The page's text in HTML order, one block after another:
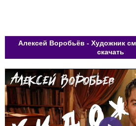
Алексей Воробьёв - Художник
скачать